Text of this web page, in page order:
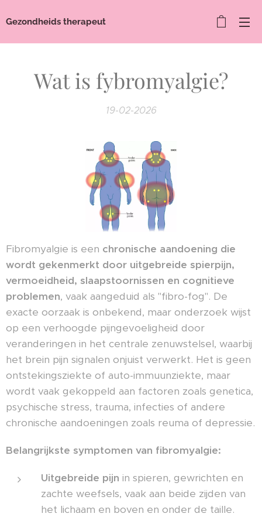
Gezondheids therapeut
Wat is fybromyalgie?
19-02-2026
Fibromyalgie is een chronische aandoening die
wordt gekenmerkt door uitgebreide spierpijn,
vermoeidheid, slaapstoornissen en cognitieve
problemen, vaak aangeduid als "fibro-fog". De
exacte oorzaak is onbekend, maar onderzoek wijst
op een verhoogde pijngevoeligheid door
veranderingen in het centrale zenuwstelsel, waarbij
het brein pijn signalen onjuist verwerkt. Het is geen
ontstekingsziekte of auto-immuunziekte, maar
wordt vaak gekoppeld aan factoren zoals genetica,
psychische stress, trauma, infecties of andere
chronische aandoeningen zoals reuma of depressie.
Belangrijkste symptomen van fibromyalgie:
Uitgebreide pijn in spieren, gewrichten en
zachte weefsels, vaak aan beide zijden van
het lichaam en boven en onder de taille.